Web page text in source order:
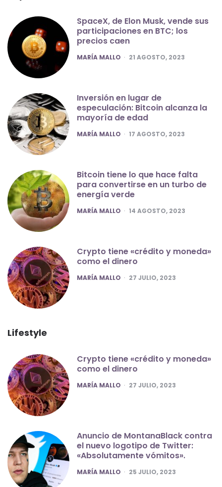
SpaceX, de Elon Musk, vende sus
participaciones en BTC; los
precios caen
POSTED
MARÍA MALLO 21 AGOSTO, 2023
Inversión en lugar de
especulación: Bitcoin alcanza la
mayoría de edad
POSTED
MARÍA MALLO 17 AGOSTO, 2023
Bitcoin tiene lo que hace falta
para convertirse en un turbo de
energía verde
POSTED
MARÍA MALLO 14 AGOSTO, 2023
Crypto tiene «crédito y moneda»
como el dinero
POSTED
MARÍA MALLO 27 JULIO, 2023
Lifestyle
Crypto tiene «crédito y moneda»
como el dinero
POSTED
MARÍA MALLO 27 JULIO, 2023
Anuncio de MontanaBlack contra
el nuevo logotipo de Twitter:
«Absolutamente vómitos».
POSTED
MARÍA MALLO 25 JULIO, 2023